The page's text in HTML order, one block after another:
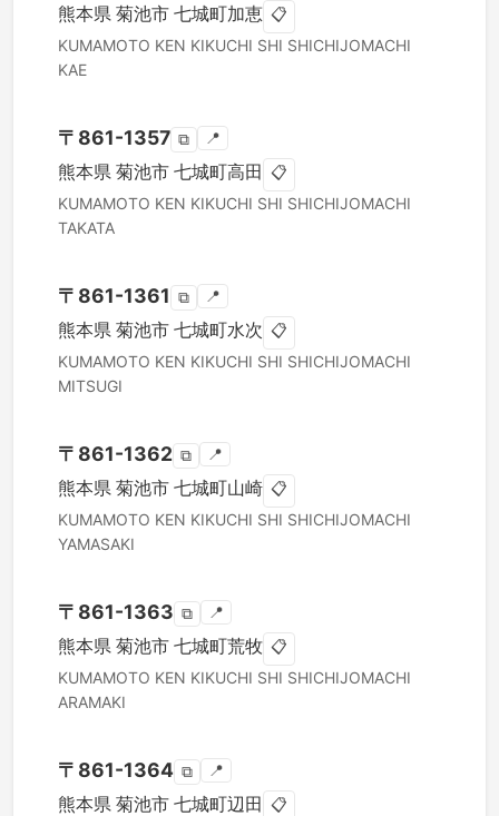
熊本県 菊池市 七城町加恵 📋
KUMAMOTO KEN KIKUCHI SHI SHICHIJOMACHI
KAE
〒 861-1357 ⧉ 📍
熊本県 菊池市 七城町高田 📋
KUMAMOTO KEN KIKUCHI SHI SHICHIJOMACHI
TAKATA
〒 861-1361 ⧉ 📍
熊本県 菊池市 七城町水次 📋
KUMAMOTO KEN KIKUCHI SHI SHICHIJOMACHI
MITSUGI
〒 861-1362 ⧉ 📍
熊本県 菊池市 七城町山崎 📋
KUMAMOTO KEN KIKUCHI SHI SHICHIJOMACHI
YAMASAKI
〒 861-1363 ⧉ 📍
熊本県 菊池市 七城町荒牧 📋
KUMAMOTO KEN KIKUCHI SHI SHICHIJOMACHI
ARAMAKI
〒 861-1364 ⧉ 📍
熊本県 菊池市 七城町辺田 📋